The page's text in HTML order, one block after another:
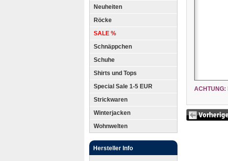
Neuheiten
Röcke
SALE %
Schnäppchen
Schuhe
Shirts und Tops
Special Sale 1-5 EUR
Strickwaren
Winterjacken
Wohnwelten
Hersteller Info
ACHTUNG: